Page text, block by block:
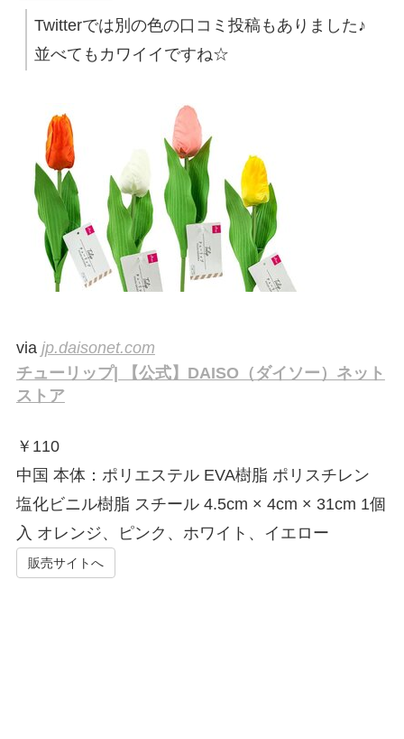
Twitterでは別の色の口コミ投稿もありました♪
並べてもカワイイですね☆
via jp.daisonet.com
チューリップ| 【公式】DAISO（ダイソー）ネット
ストア
￥ 110
中国 本体：ポリエステル EVA樹脂 ポリスチレン
塩化ビニル樹脂 スチール 4.5cm × 4cm × 31cm 1個
入 オレンジ、ピンク、ホワイト、イエロー
販売サイトへ